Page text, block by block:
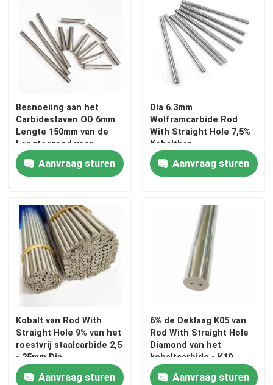
Besnoeiing aan het
Carbidestaven OD 6mm
Lengte 150mm van de
Lengtegrond voor
Gietijzer
Aanvraag sturen
Dia 6.3mm
Wolframcarbide Rod
With Straight Hole 7,5%
Kobaltbar
Aanvraag sturen
Kobalt van Rod With
Straight Hole 9% van het
roestvrij staalcarbide 2,5
- 25mm Dia
Aanvraag sturen
6% de Deklaag K05 van
Rod With Straight Hole
Diamond van het
kobaltcarbide - K10
Aanvraag sturen